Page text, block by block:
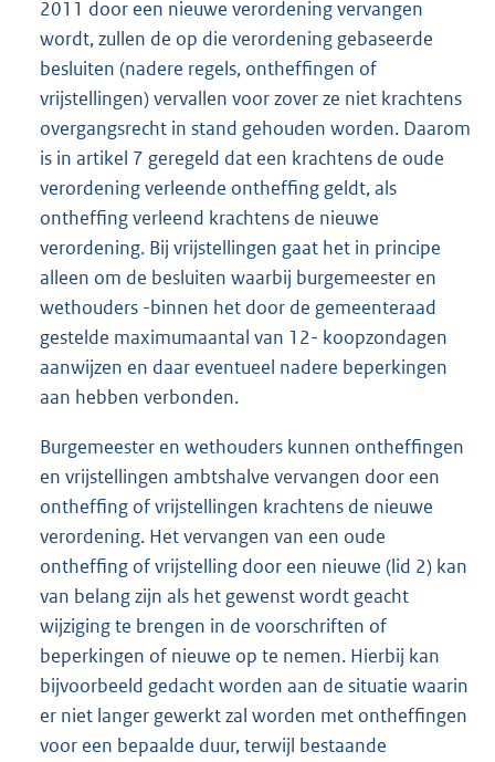
2011 door een nieuwe verordening vervangen
wordt, zullen de op die verordening gebaseerde
besluiten (nadere regels, ontheffingen of
vrijstellingen) vervallen voor zover ze niet krachtens
overgangsrecht in stand gehouden worden. Daarom
is in artikel 7 geregeld dat een krachtens de oude
verordening verleende ontheffing geldt, als
ontheffing verleend krachtens de nieuwe
verordening. Bij vrijstellingen gaat het in principe
alleen om de besluiten waarbij burgemeester en
wethouders -binnen het door de gemeenteraad
gestelde maximumaantal van 12- koopzondagen
aanwijzen en daar eventueel nadere beperkingen
aan hebben verbonden.
Burgemeester en wethouders kunnen ontheffingen
en vrijstellingen ambtshalve vervangen door een
ontheffing of vrijstellingen krachtens de nieuwe
verordening. Het vervangen van een oude
ontheffing of vrijstelling door een nieuwe (lid 2) kan
van belang zijn als het gewenst wordt geacht
wijziging te brengen in de voorschriften of
beperkingen of nieuwe op te nemen. Hierbij kan
bijvoorbeeld gedacht worden aan de situatie waarin
er niet langer gewerkt zal worden met ontheffingen
voor een bepaalde duur, terwijl bestaande